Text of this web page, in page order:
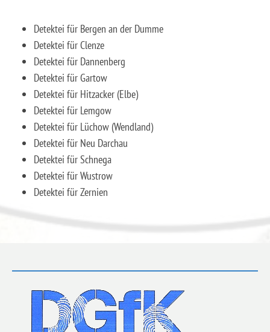
Detektei für Bergen an der Dumme
Detektei für Clenze
Detektei für Dannenberg
Detektei für Gartow
Detektei für Hitzacker (Elbe)
Detektei für Lemgow
Detektei für Lüchow (Wendland)
Detektei für Neu Darchau
Detektei für Schnega
Detektei für Wustrow
Detektei für Zernien